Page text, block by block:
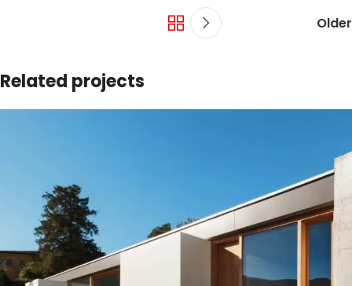
Older
Related projects